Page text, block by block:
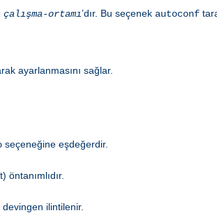
çalışma-ortamı’dır. Bu seçenek autoconf
ayarlanmasını sağlar.
seçeneğine eşdeğerdir.
öntanımlıdır.
ilintilenir.